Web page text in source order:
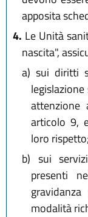
apposita
4. Le Unità
nascita",
a) sui diritti
attenzione
articolo 9,
loro rispetto;
b) sui
presenti
modalità